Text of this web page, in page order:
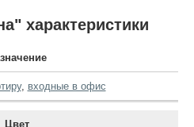
характеристики
, входные в офис
Цвет